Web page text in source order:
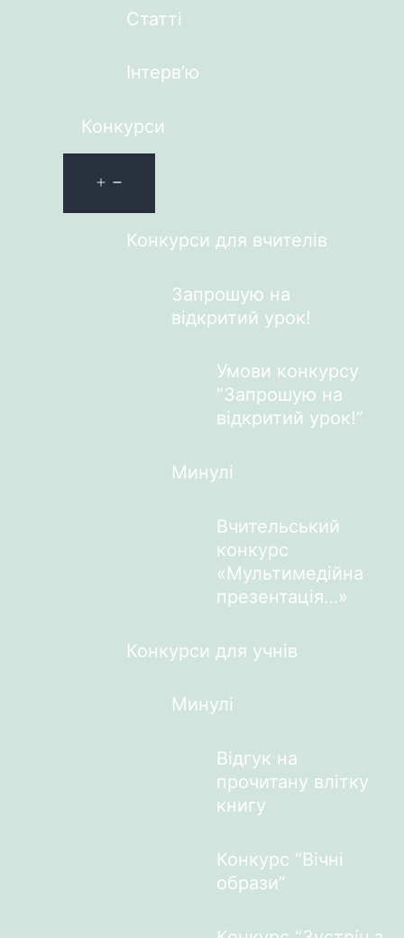
Статті
Інтерв’ю
Конкурси
Конкурси для вчителів
Запрошую на
відкритий урок!
Умови конкурсу
“Запрошую на
відкритий урок!”
Минулі
Вчительський
конкурс
«Мультимедійна
презентація…»
Конкурси для учнів
Минулі
Відгук на
прочитану влітку
книгу
Конкурс “Вічні
образи”